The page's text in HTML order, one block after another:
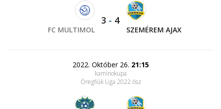
FC MULTIMOL
3 - 4
SZEMÉREM AJAX
2022. Október 26. 21:15
kaminokupa
Öregfiúk Liga 2022 ősz